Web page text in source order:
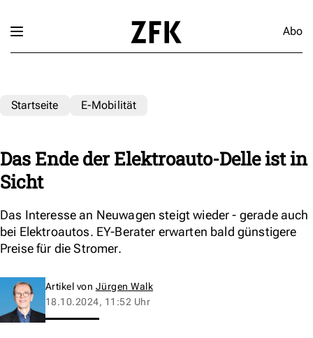
Abo
Startseite E-Mobilität
Das Ende der Elektroauto-Delle ist in
Sicht
Das Interesse an Neuwagen steigt wieder - gerade auch
bei Elektroautos. EY-Berater erwarten bald günstigere
Preise für die Stromer.
Artikel von Jürgen Walk
18.10.2024, 11:52 Uhr